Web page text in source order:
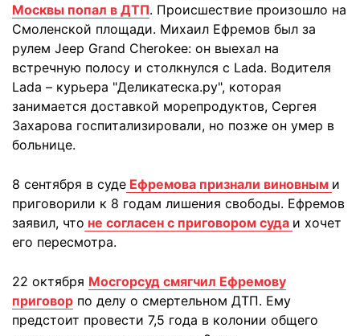
Москвы попал в ДТП. Происшествие произошло на
Смоленской площади. Михаил Ефремов был за
рулем Jeep Grand Cherokee: он выехал на
встречную полосу и столкнулся с Lada. Водителя
Lada – курьера "Деликатеска.ру", которая
занимается доставкой морепродуктов, Сергея
Захарова госпитализировали, но позже он умер в
больнице.
8 сентября в суде Ефремова признали виновным и
приговорили к 8 годам лишения свободы. Ефремов
заявил, что не согласен с приговором суда и хочет
его пересмотра.
22 октября Мосгорсуд смягчил Ефремову
приговор по делу о смертельном ДТП. Ему
предстоит провести 7,5 года в колонии общего